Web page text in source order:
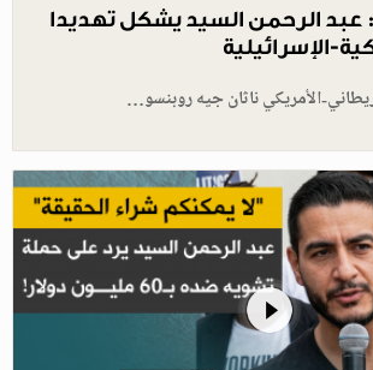
الرحمن السيد يشكل تهديدا
الإسرائيلية
الأمريكي ناثان جيه روبنسو…